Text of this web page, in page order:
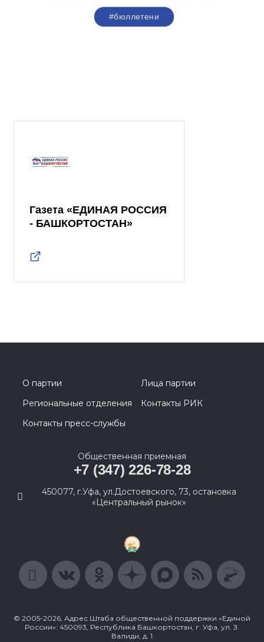
#бюллетени
Газета «ЕДИНАЯ РОССИЯ
- БАШКОРТОСТАН»
О партии
Лица партии
Региональные отделения
Контакты РИК
Контакты пресс-службы
Общественная приемная
+7 (347) 226-78-28
450077, г.Уфа, ул.Достоевского, 73, остановка
«Центральный рынок»
© 2005-2026, Адрес Штаба общественной поддержки «Единой
России»: 450093, Республика Башкортостан, г. Уфа, ул. З.
Валиди, д. 1